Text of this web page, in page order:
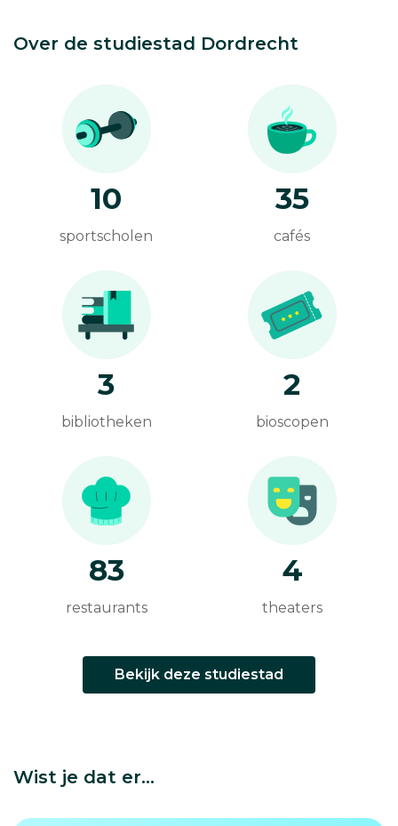
Over de studiestad Dordrecht
10
sportscholen
35
cafés
3
bibliotheken
2
bioscopen
83
restaurants
4
theaters
Bekijk deze studiestad
Wist je dat er...